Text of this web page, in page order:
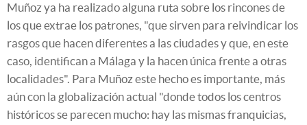
Muñoz ya ha realizado alguna ruta sobre los rincones de
los que extrae los patrones, "que sirven para reivindicar los
rasgos que hacen diferentes a las ciudades y que, en este
caso, identifican a Málaga y la hacen única frente a otras
localidades". Para Muñoz este hecho es importante, más
aún con la globalización actual "donde todos los centros
históricos se parecen mucho: hay las mismas franquicias,